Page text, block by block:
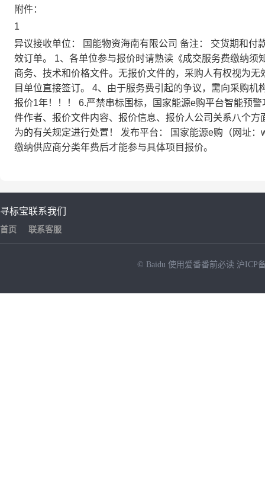
附件：
1
异议接收单位：
国能物资海南有限公司 备注：
交货期和付
效订单。 1、各单位参与报价时请熟读《成交服务费缴纳
商务、技术和价格文件。无报价文件的，采购人有权视为
目单位直接签订。 4、由于服务费引起的争议，需向采购
报价1年！！！ 6.严禁串标围标，国家能源e购平台智能预
件作者、报价文件内容、报价信息、报价人公司关系八个
为的有关规定进行处置！
发布平台：
国家能源e购（网址
缴纳供应商分类年费后才能参与具体项目报价。
寻标宝
首页
联系我们
联系客服
© Baidu 使用爱番番前必读 沪ICP